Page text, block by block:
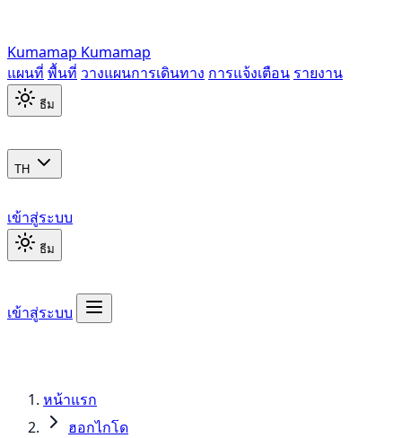
Kumamap Kumamap
แผนที่ พื้นที่ วางแผนการเดินทาง การแจ้งเตือน รายงาน
ธีม
TH
เข้าสู่ระบบ
ธีม
เข้าสู่ระบบ
หน้าแรก
ฮอกไกโด